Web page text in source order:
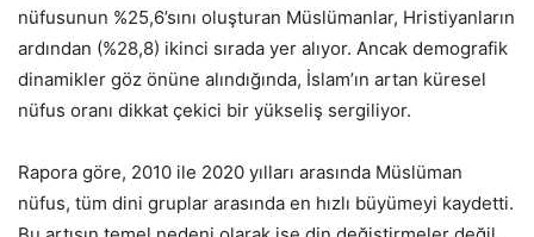
nüfusunun %25,6’sını oluşturan Müslümanlar, Hristiyanların
ardından (%28,8) ikinci sırada yer alıyor. Ancak demografik
dinamikler göz önüne alındığında, İslam’ın artan küresel
nüfus oranı dikkat çekici bir yükseliş sergiliyor.
Rapora göre, 2010 ile 2020 yılları arasında Müslüman
nüfus, tüm dini gruplar arasında en hızlı büyümeyi kaydetti.